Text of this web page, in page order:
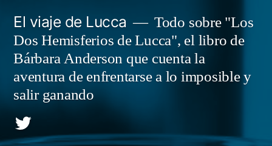
contenido
El viaje de Lucca
Todo sobre "Los
Dos Hemisferios de Lucca", el libro de
Bárbara Anderson que cuenta la
aventura de enfrentarse a lo imposible y
salir ganando
Twitter